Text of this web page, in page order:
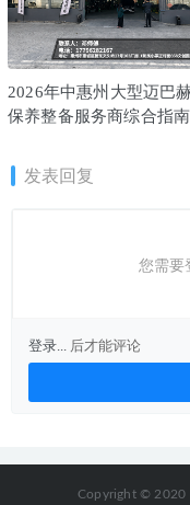
2026年中惠州大型迈巴
保养整备服务商综合指南
发表回复
您需要
登录... 后才能评论
Copyright © 2020